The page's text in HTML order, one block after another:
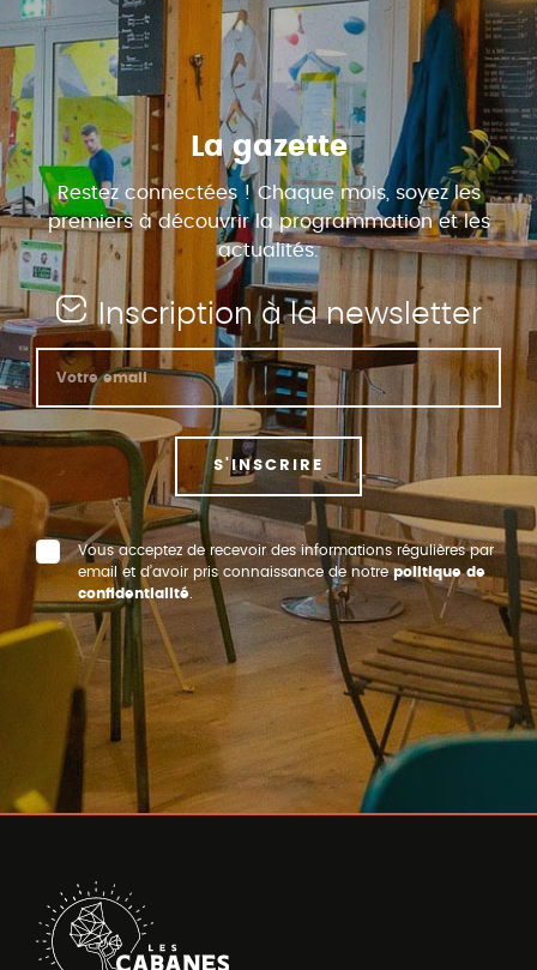
La gazette
Restez connectées ! Chaque mois, soyez les
premiers à découvrir la programmation et les
actualités.
Inscription à la newsletter
S'INSCRIRE
Vous acceptez de recevoir des informations régulières par
email et d’avoir pris connaissance de notrepolitique de
confidentialité